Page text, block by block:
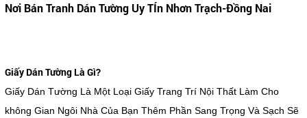
Nơi Bán Tranh Dán Tường Uy TÍn Nhơn Trạch-Đồng Nai
Giấy Dán Tường Là Gì?
Giấy Dán Tường Là Một Loại Giấy Trang Trí Nội Thất Làm Cho
không Gian Ngôi Nhà Của Bạn Thêm Phần Sang Trọng Và Sạch Sẽ